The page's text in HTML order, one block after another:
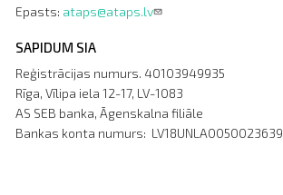
Epasts: ataps@ataps.lv
SAPIDUM SIA
Reģistrācijas numurs. 40103949935
Rīga, Vīlipa iela 12-17, LV-1083
AS SEB banka, Āgenskalna filiāle
Bankas konta numurs: